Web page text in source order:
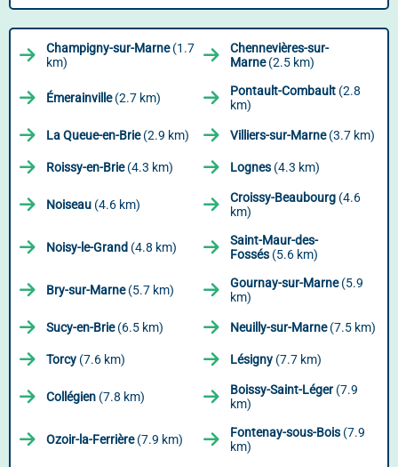
Champigny-sur-Marne(1.7
km)
Chennevières-sur-
Marne(2.5 km)
Émerainville(2.7 km) Pontault-Combault (2.8
km)
La Queue-en-Brie(2.9 km) Villiers-sur-Marne(3.7 km)
Roissy-en-Brie(4.3 km) Lognes (4.3 km)
Noiseau (4.6 km) Croissy-Beaubourg (4.6
km)
Noisy-le-Grand (4.8 km)
Saint-Maur-des-
Fossés (5.6 km)
Bry-sur-Marne(5.7 km) Gournay-sur-Marne(5.9
km)
Sucy-en-Brie(6.5 km) Neuilly-sur-Marne(7.5 km)
Torcy (7.6 km) Lésigny (7.7 km)
Collégien (7.8 km) Boissy-Saint-Léger(7.9
km)
Ozoir-la-Ferrière(7.9 km) Fontenay-sous-Bois (7.9
km)